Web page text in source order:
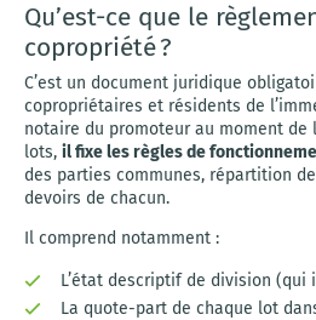
Qu’est-ce que le
copropriété ?
C’est un document juridique
copropriétaires et résidents de
notaire du promoteur au moment de
lots, il fixe les règles de
des parties communes, répartition
devoirs de chacun.
Il comprend notamment :
L’état descriptif de division
La quote-part de chaque lot